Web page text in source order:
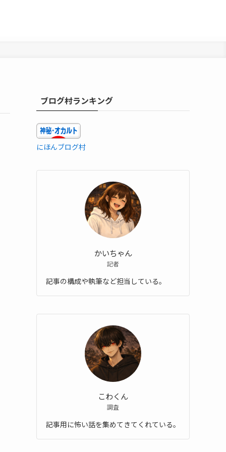
ブログ村ランキング
にほんブログ村
かいちゃん
記者
記事の構成や執筆など担当している。
こわくん
調査
記事用に怖い話を集めてきてくれている。